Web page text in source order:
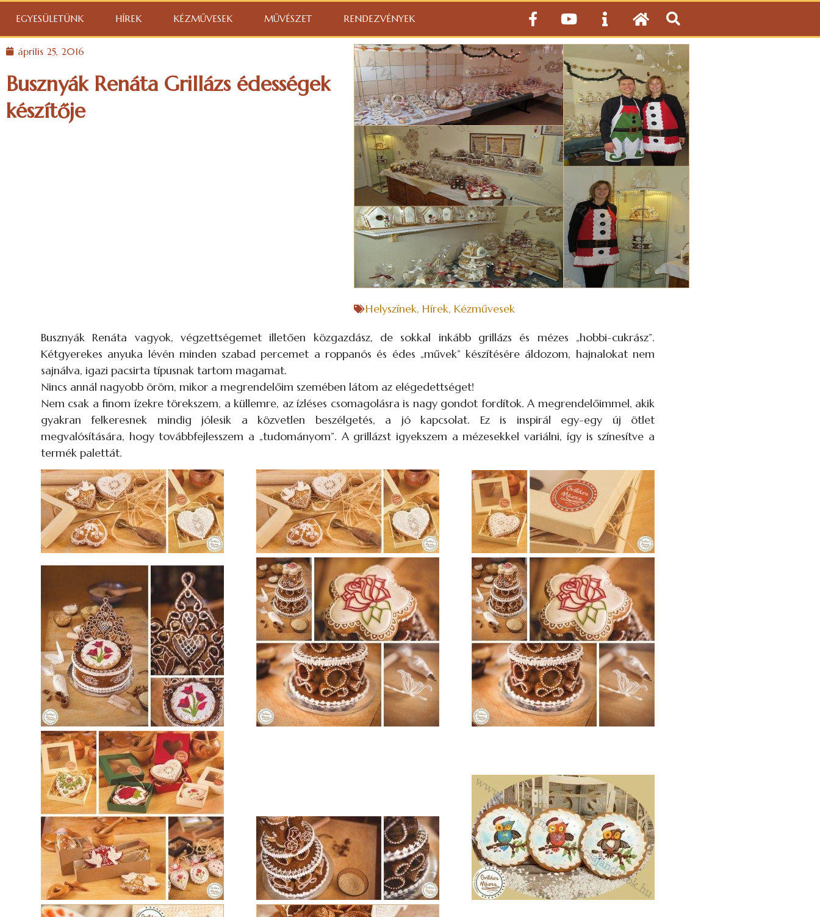
EGYESÜLETÜNK HÍREK KÉZMŰVESEK MŰVÉSZET RENDEZVÉNYEK
április 25, 2016
Busznyák Renáta Grillázs édességek
készítője
Helyszínek, Hírek, Kézművesek
Busznyák Renáta vagyok, végzettségemet illetően közgazdász, de sokkal inkább grillázs és mézes „hobbi-cukrász”.
Kétgyerekes anyuka lévén minden szabad percemet a roppanós és édes „művek” készítésére áldozom, hajnalokat nem
sajnálva, igazi pacsirta típusnak tartom magamat.
Nincs annál nagyobb öröm, mikor a megrendelőim szemében látom az elégedettséget!
Nem csak a finom ízekre törekszem, a küllemre, az ízléses csomagolásra is nagy gondot fordítok. A megrendelőimmel, akik
gyakran felkeresnek mindig jólesik a közvetlen beszélgetés, a jó kapcsolat. Ez is inspirál egy-egy új ötlet
megvalósítására, hogy továbbfejlesszem a „tudományom”. A grillázst igyekszem a mézesekkel variálni, így is színesítve a
termék palettát.